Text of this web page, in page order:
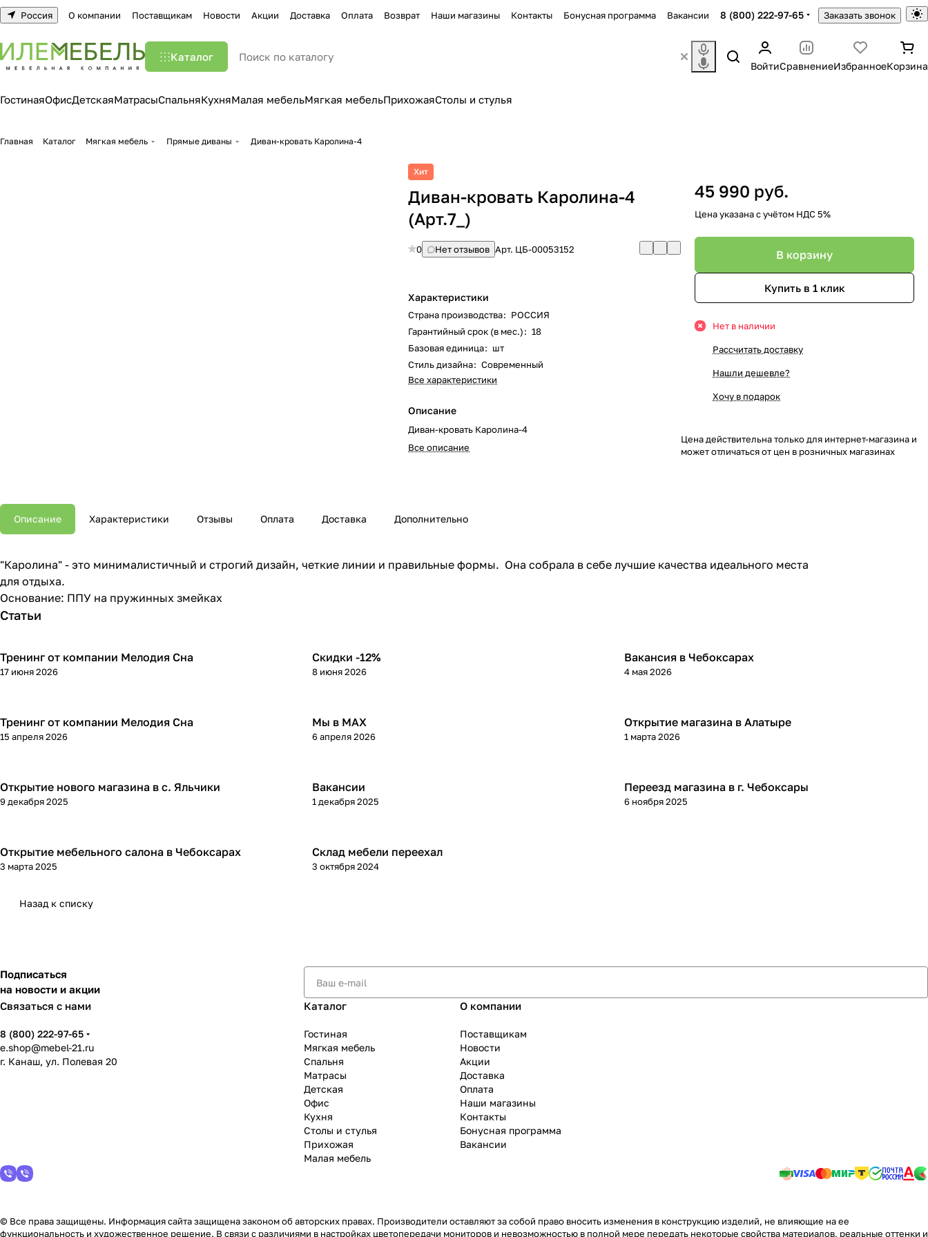
Россия О компании Поставщикам Новости Акции Доставка Оплата Возврат Наши магазины Контакты Бонусная программа Вакансии 8 (800) 222-97-65 Заказать звонок
Каталог
ВойтиСравнениеИзбранноеКорзина
ГостинаяОфисДетскаяМатрасыСпальняКухняМалая мебельМягкая мебельПрихожаяСтолы и стулья
Главная Каталог Мягкая мебель Прямые диваны Диван-кровать Каролина-4
Хит
Диван-кровать Каролина-4
(Арт.7_)
0 Нет отзывов Арт. ЦБ-00053152
Характеристики
Страна производства: РОССИЯ
Гарантийный срок (в мес.): 18
Базовая единица: шт
Стиль дизайна: Современный
Все характеристики
Описание
Диван-кровать Каролина-4
Все описание
45 990 руб.
Цена указана с учётом НДС 5%
В корзину
Купить в 1 клик
Нет в наличии
Рассчитать доставку
Нашли дешевле?
Хочу в подарок
Цена действительна только для интернет-магазина и
может отличаться от цен в розничных магазинах
Описание Характеристики Отзывы Оплата Доставка Дополнительно
"Каролина" - это минималистичный и строгий дизайн, четкие линии и правильные формы. Она собрала в себе лучшие качества идеального места
для отдыха.
Основание: ППУ на пружинных змейках
Статьи
Тренинг от компании Мелодия Сна
17 июня 2026
Скидки -12%
8 июня 2026
Вакансия в Чебоксарах
4 мая 2026
Тренинг от компании Мелодия Сна
15 апреля 2026
Мы в МАХ
6 апреля 2026
Открытие магазина в Алатыре
1 марта 2026
Открытие нового магазина в с. Яльчики
9 декабря 2025
Вакансии
1 декабря 2025
Переезд магазина в г. Чебоксары
6 ноября 2025
Открытие мебельного салона в Чебоксарах
3 марта 2025
Склад мебели переехал
3 октября 2024
Назад к списку
Подписаться
на новости и акции
Связаться с нами
8 (800) 222-97-65
e.shop@mebel-21.ru
г. Канаш, ул. Полевая 20
Каталог
Гостиная
Мягкая мебель
Спальня
Матрасы
Детская
Офис
Кухня
Столы и стулья
Прихожая
Малая мебель
О компании
Поставщикам
Новости
Акции
Доставка
Оплата
Наши магазины
Контакты
Бонусная программа
Вакансии
© Все права защищены. Информация сайта защищена законом об авторских правах. Производители оставляют за собой право вносить изменения в конструкцию изделий, не влияющие на ее
функциональность и художественное решение. В связи с различиями в настройках цветопередачи мониторов и невозможностью в полной мере передать некоторые свойства материалов, реальные оттенки и